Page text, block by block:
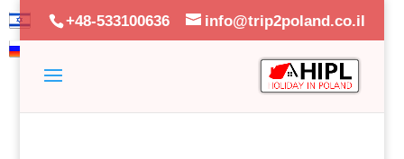
+48-533100636 info@trip2poland.co.il